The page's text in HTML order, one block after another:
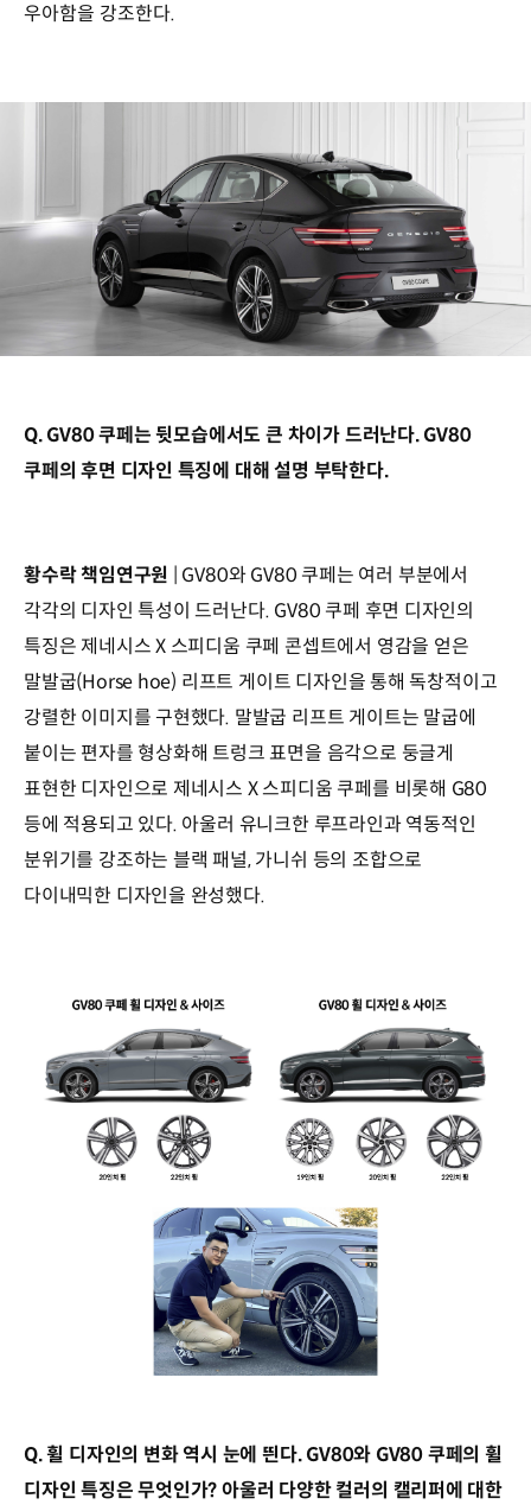
우아함을 강조한다.
Q. GV80 쿠페는 뒷모습에서도 큰 차이가 드러난다. GV80
쿠페의 후면 디자인 특징에 대해 설명 부탁한다.
황수락 책임연구원 | GV80와 GV80 쿠페는 여러 부분에서
각각의 디자인 특성이 드러난다. GV80 쿠페 후면 디자인의
특징은 제네시스 X 스피디움 쿠페 콘셉트에서 영감을 얻은
말발굽(Horse hoe) 리프트 게이트 디자인을 통해 독창적이고
강렬한 이미지를 구현했다. 말발굽 리프트 게이트는 말굽에
붙이는 편자를 형상화해 트렁크 표면을 음각으로 둥글게
표현한 디자인으로 제네시스 X 스피디움 쿠페를 비롯해 G80
등에 적용되고 있다. 아울러 유니크한 루프라인과 역동적인
분위기를 강조하는 블랙 패널, 가니쉬 등의 조합으로
다이내믹한 디자인을 완성했다.
Q. 휠 디자인의 변화 역시 눈에 띈다. GV80와 GV80 쿠페의 휠
디자인 특징은 무엇인가? 아울러 다양한 컬러의 캘리퍼에 대한